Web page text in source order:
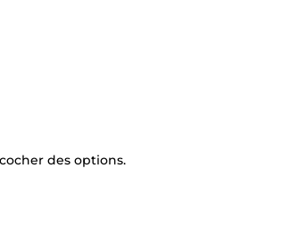
des options.